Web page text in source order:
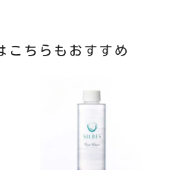
こちらもおすすめ